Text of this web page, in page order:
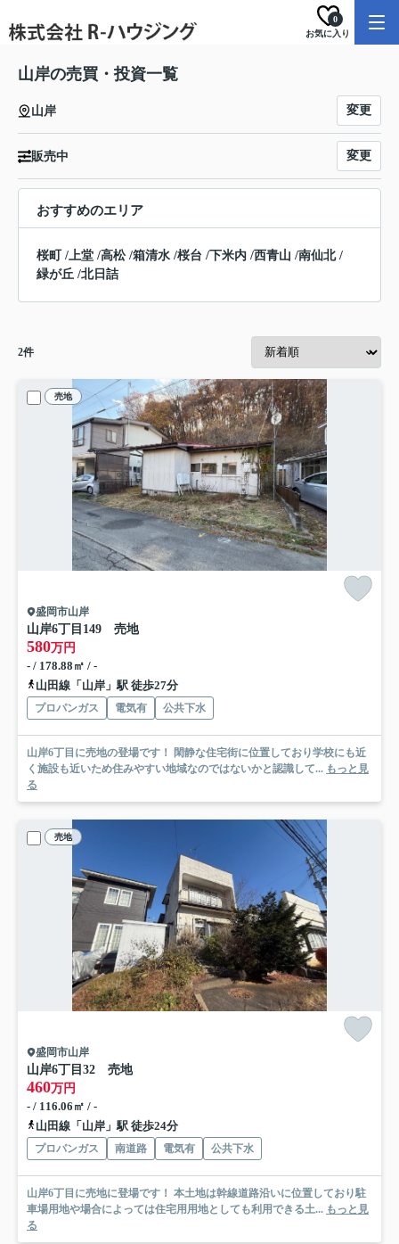
お気に入り
0
山岸の売買・投資一覧
山岸 変更
販売中 変更
おすすめのエリア
桜町 /上堂 /高松/箱清水 /桜台 /下米内 /西青山 /南仙北/
緑が丘 /北日詰
2件
売地
盛岡市山岸
山岸6丁目149 売地
580万円
- / 178.88㎡ / -
山田線「山岸」駅 徒歩27分
プロパンガス 電気有 公共下水
山岸6丁目に売地の登場です！ 閑静な住宅街に位置しており学校にも近
く施設も近いため住みやすい地域なのではないかと認識して... もっと見
る
売地
盛岡市山岸
山岸6丁目32 売地
460万円
- / 116.06㎡ / -
山田線「山岸」駅 徒歩24分
プロパンガス 南道路 電気有 公共下水
山岸6丁目に売地に登場です！ 本土地は幹線道路沿いに位置しており駐
車場用地や場合によっては住宅用用地としても利用できる土... もっと見
る